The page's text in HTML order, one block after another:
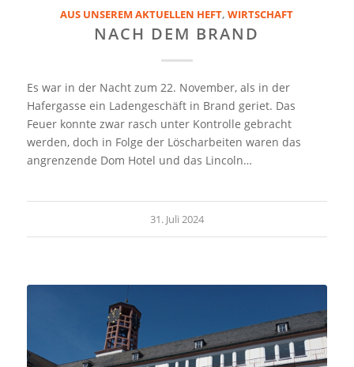
AUS UNSEREM AKTUELLEN HEFT,WIRTSCHAFT
NACH DEM BRAND
Es war in der Nacht zum 22. November, als in der
Hafergasse ein Ladengeschäft in Brand geriet. Das
Feuer konnte zwar rasch unter Kontrolle gebracht
werden, doch in Folge der Löscharbeiten waren das
angrenzende Dom Hotel und das Lincoln…
31. Juli 2024